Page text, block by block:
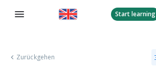
Start learning
Zurückgehen